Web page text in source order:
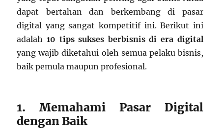
dapat bertahan dan berkembang di pasar
digital yang sangat kompetitif ini. Berikut ini
adalah10 tips sukses berbisnis di era digital
yang wajib diketahui oleh semua pelaku bisnis,
baik pemula maupun profesional.
1. Memahami Pasar Digital
dengan Baik